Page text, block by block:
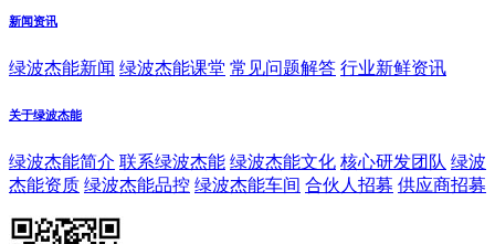
新闻资讯
绿波杰能新闻 绿波杰能课堂 常见问题解答 行业新鲜资讯
关于绿波杰能
绿波杰能简介 联系绿波杰能 绿波杰能文化 核心研发团队 绿波
杰能资质 绿波杰能品控 绿波杰能车间 合伙人招募 供应商招募